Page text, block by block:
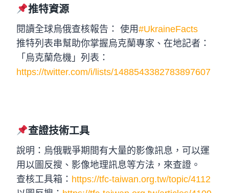
推特資源
閱讀全球烏俄查核報告： 使用#UkraineFacts
推特列表串幫助你掌握烏克蘭專家、在地記者：
「烏克蘭危機」列表：
https://twitter.com/i/lists/1488543382783897607
查證技術工具
說明：烏俄戰爭期間有大量的影像訊息，可以運
用以圖反搜、影像地理訊息等方法，來查證。
查核工具箱： https://tfc-taiwan.org.tw/topic/4112